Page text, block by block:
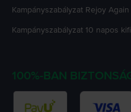
Kampányszabályzat Rejoy Again
Kampányszabályzat 10 napos
100%-BAN